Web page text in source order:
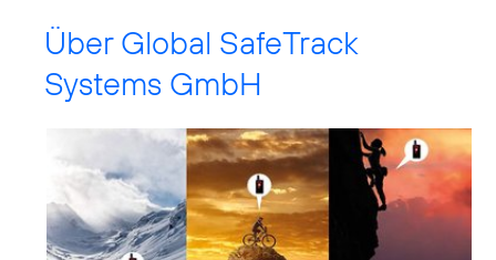
Über Global SafeTrack
Systems GmbH